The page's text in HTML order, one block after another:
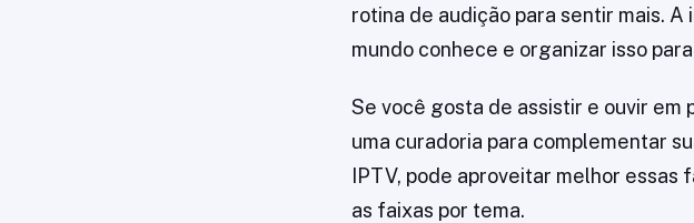
rotina de audição para sentir mais.
mundo conhece e organizar isso
Se você gosta de assistir e ouvir
uma curadoria para complementar
IPTV, pode aproveitar melhor
as faixas por tema.